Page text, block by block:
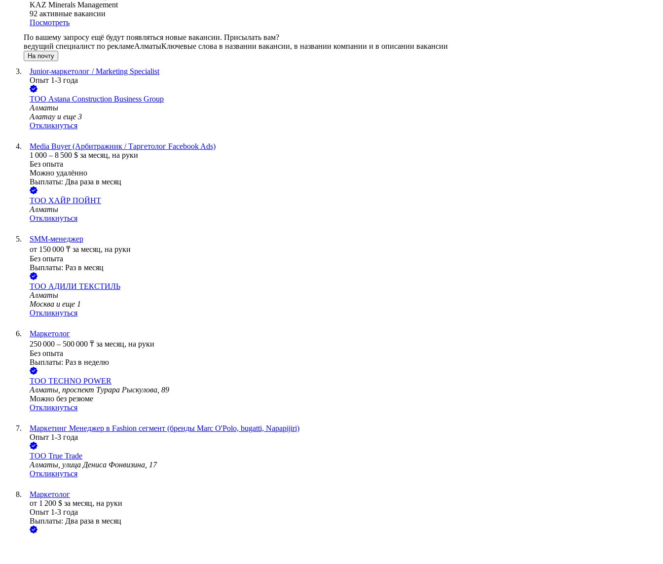
KAZ Minerals Management
92 активные вакансии
Посмотреть
По вашему запросу ещё будут появляться новые вакансии. Присылать вам?
ведущий специалист по рекламеАлматыКлючевые слова в названии вакансии, в названии компании и в описании вакансии
На почту
Junior-маркетолог / Marketing Specialist
Опыт 1-3 года
ТОО Astana Construction Business Group
Алматы
Алатау и еще 3
Откликнуться
Media Buyer (Арбитражник / Таргетолог Facebook Ads)
1 000 – 8 500 $ за месяц, на руки
Без опыта
Можно удалённо
Выплаты: Два раза в месяц
ТОО ХАЙР ПОЙНТ
Алматы
Откликнуться
SMM-менеджер
от 150 000 ₸ за месяц, на руки
Без опыта
Выплаты: Раз в месяц
ТОО АДИЛИ ТЕКСТИЛЬ
Алматы
Москва и еще 1
Откликнуться
Маркетолог
250 000 – 500 000 ₸ за месяц, на руки
Без опыта
Выплаты: Раз в неделю
ТОО TECHNO POWER
Алматы, проспект Турара Рыскулова, 89
Можно без резюме
Откликнуться
Маркетинг Менеджер в Fashion сегмент (бренды Marc O'Polo, bugatti, Napapijiri)
Опыт 1-3 года
ТОО True Trade
Алматы, улица Дениса Фонвизина, 17
Откликнуться
Маркетолог
от 1 200 $ за месяц, на руки
Опыт 1-3 года
Выплаты: Два раза в месяц